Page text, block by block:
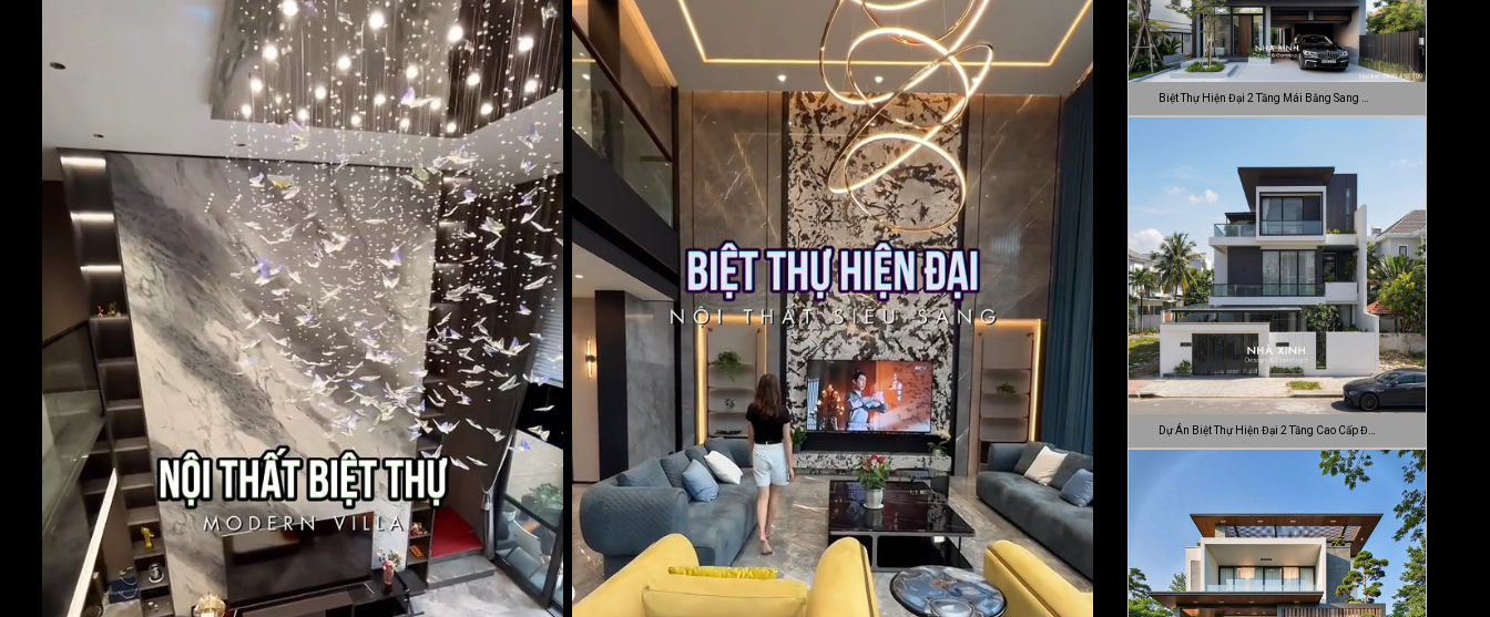
Biệt Thự Hiện Đại 2 Tầng Mái Bằng Sang …
Dự Án Biệt Thự Hiện Đại 2 Tầng Cao Cấp Đ…